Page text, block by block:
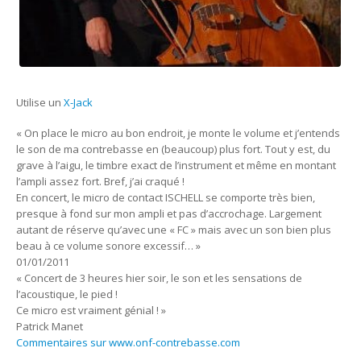
Utilise un X-Jack
« On place le micro au bon endroit, je monte le volume et j’entends
le son de ma contrebasse en (beaucoup) plus fort. Tout y est, du
grave à l’aigu, le timbre exact de l’instrument et même en montant
l’ampli assez fort. Bref, j’ai craqué !
En concert, le micro de contact ISCHELL se comporte très bien,
presque à fond sur mon ampli et pas d’accrochage. Largement
autant de réserve qu’avec une « FC » mais avec un son bien plus
beau à ce volume sonore excessif… »
01/01/2011
« Concert de 3 heures hier soir, le son et les sensations de
l’acoustique, le pied !
Ce micro est vraiment génial ! »
Patrick Manet
Commentaires sur www.onf-contrebasse.com